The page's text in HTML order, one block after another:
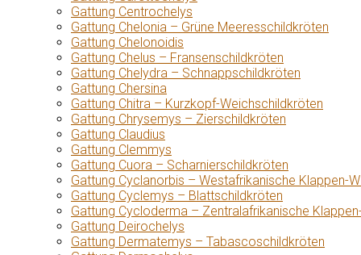
Gattung Centrochelys
Gattung Chelonia – Grüne Meeresschildkröten
Gattung Chelonoidis
Gattung Chelus – Fransenschildkröten
Gattung Chelydra – Schnappschildkröten
Gattung Chersina
Gattung Chitra – Kurzkopf-Weichschildkröten
Gattung Chrysemys – Zierschildkröten
Gattung Claudius
Gattung Clemmys
Gattung Cuora – Scharnierschildkröten
Gattung Cyclanorbis – Westafrikanische Klappen-
Gattung Cyclemys – Blattschildkröten
Gattung Cycloderma – Zentralafrikanische
Gattung Deirochelys
Gattung Dermatemys – Tabascoschildkröten